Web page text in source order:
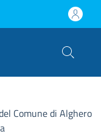
Comune di Alghero